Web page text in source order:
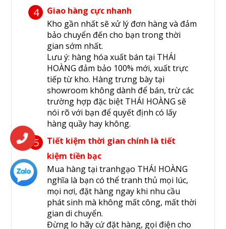
4
Giao hàng cực nhanh
Kho gần nhất sẽ xử lý đơn hàng và đảm
bảo chuyển đến cho bạn trong thời
gian sớm nhất.
Lưu ý: hàng hóa xuất bán tại THÁI
HOÀNG đảm bảo 100% mới, xuất trực
tiếp từ kho. Hàng trưng bày tại
showroom không dành để bán, trừ các
trường hợp đặc biệt THÁI HOÀNG sẽ
nói rõ với bạn để quyết định có lấy
hàng quầy hay không.
5
Tiết kiệm thời gian chính là tiết
kiệm tiền bạc
Mua hàng tại tranhgạo THÁI HOÀNG
nghĩa là bạn có thể tranh thủ mọi lúc,
mọi nơi, đặt hàng ngay khi nhu cầu
phát sinh mà không mất công, mất thời
gian di chuyển.
Đừng lo hãy cứ đặt hàng, gọi điện cho